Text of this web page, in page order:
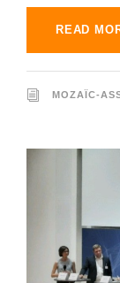
READ
MOZAÏC-